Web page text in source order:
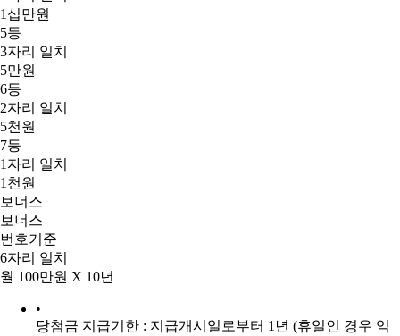
1십만원
5등
3자리 일치
5만원
6등
2자리 일치
5천원
7등
1자리 일치
1천원
보너스
보너스
번호기준
6자리 일치
월 100만원 X 10년
•
당첨금 지급기한 : 지급개시일로부터 1년 (휴일인 경우 익